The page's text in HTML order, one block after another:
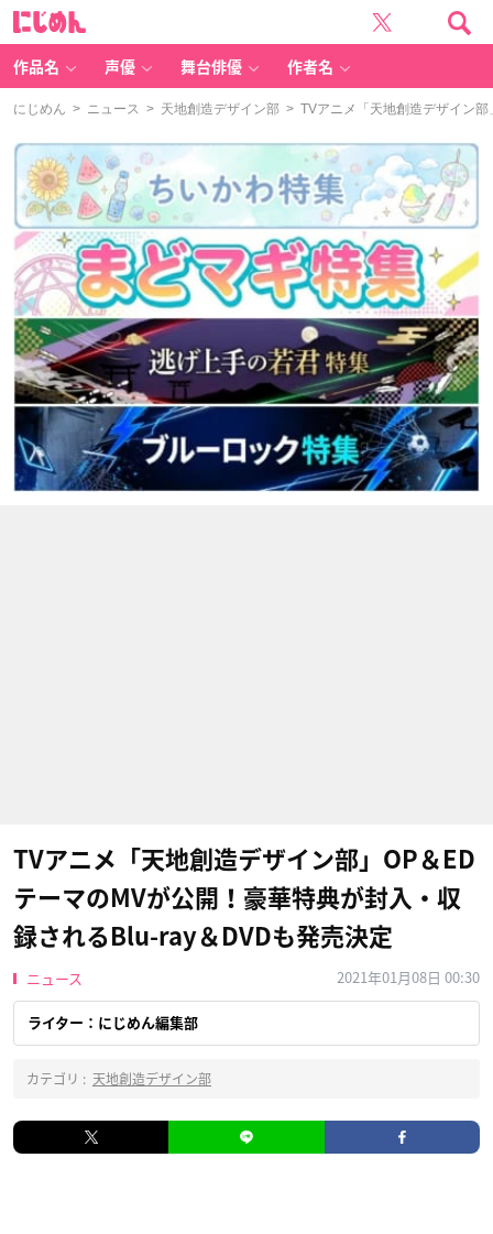
作品名 声優 舞台俳優 作者名
にじめん > ニュース > 天地創造デザイン部 > TVアニメ「天地創造デザイン
TVアニメ「天地創造デザイン部」OP＆ED
テーマのMVが公開！豪華特典が封入・収
録されるBlu-ray＆DVDも発売決定
ニュース 2021年01月08日 00:30
ライター：にじめん編集部
カテゴリ : 天地創造デザイン部